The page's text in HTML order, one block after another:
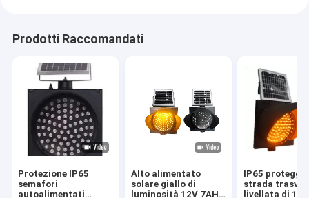
Prodotti Raccomandati
Protezione IP65
semafori
autoalimentati
Alto alimentato
solare giallo di
luminosità 12V 7AH
IP65
strada
livellata di 12V